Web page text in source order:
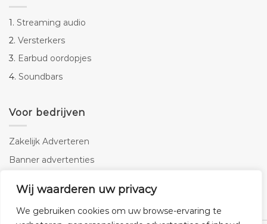
Wij waarderen uw privacy
We gebruiken cookies om uw browse-ervaring te
1. Streaming audio
2. Versterkers
3. Earbud oordopjes
4. Soundbars
Voor bedrijven
Zakelijk Adverteren
Banner advertenties
SEO copywriting